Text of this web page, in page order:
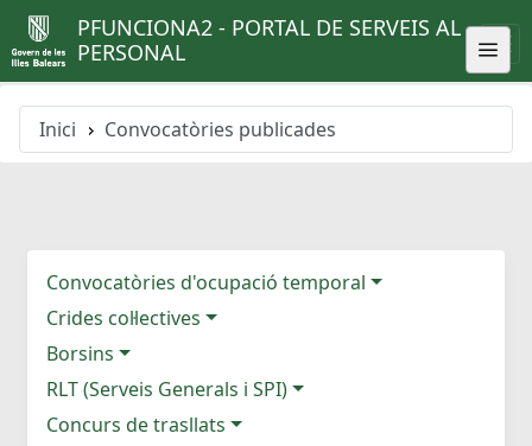
PFUNCIONA2 - PORTAL DE SERVEIS AL
PERSONAL
Inici Convocatòries publicades
Convocatòries d'ocupació temporal
Crides col·lectives
Borsins
RLT (Serveis Generals i SPI)
Concurs de trasllats